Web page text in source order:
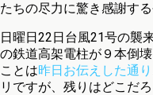
たちの尽力に驚き感謝する
日曜日22日台風21号の襲
の鉄道高架電柱が９本倒
ことは昨日お伝えした通り
リですが、残りはどこだ